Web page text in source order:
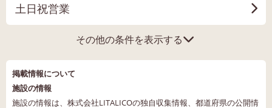
土日祝営業
その他の条件を表示する
掲載情報について
施設の情報
施設の情報は、株式会社LITALICOの独自収集情報、都道府県の公開情